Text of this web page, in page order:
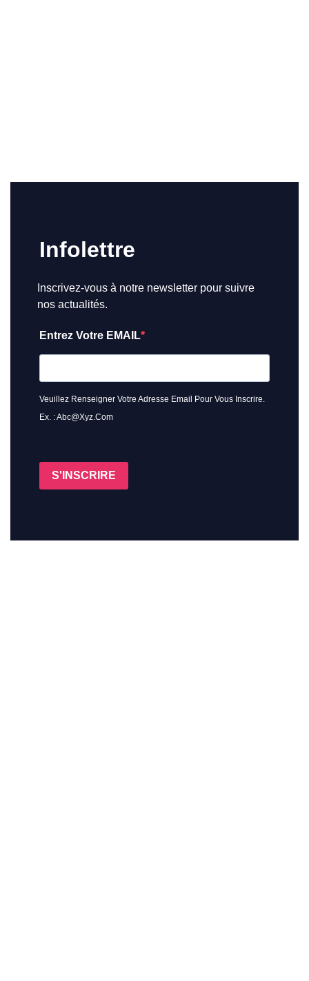
Infolettre
Inscrivez-vous à notre newsletter pour suivre
nos actualités.
Entrez Votre EMAIL
Veuillez Renseigner Votre Adresse Email Pour Vous Inscrire.
Ex. : Abc@xyz.com
S'INSCRIRE